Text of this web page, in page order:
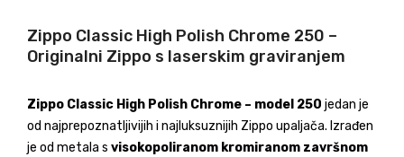
Zippo Classic High Polish Chrome 250 –
Originalni Zippo s laserskim graviranjem
Zippo Classic High Polish Chrome – model 250 jedan je
od najprepoznatljivijih i najluksuznijih Zippo upaljača. Izrađen
je od metala s visokopoliranom kromiranom završnom